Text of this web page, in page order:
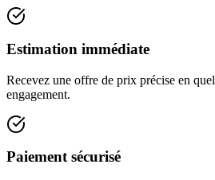
Estimation immédiate
Recevez une offre de prix précise en
engagement.
Paiement sécurisé